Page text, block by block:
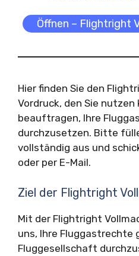
Öffnen – Flightright
Hier finden Sie den
Vordruck, den Sie nutzen
beauftragen, Ihre
durchzusetzen. Bitte
vollständig aus und
oder per E-Mail.
Ziel der Flightright
Mit der Flightright
uns, Ihre Fluggastrechte
Fluggesellschaft